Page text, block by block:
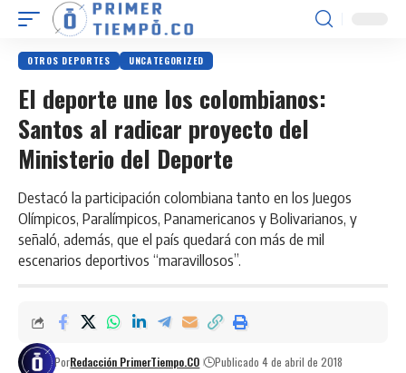
OTROS DEPORTES UNCATEGORIZED
El deporte une los colombianos:
Santos al radicar proyecto del
Ministerio del Deporte
Destacó la participación colombiana tanto en los Juegos
Olímpicos, Paralímpicos, Panamericanos y Bolivarianos, y
señaló, además, que el país quedará con más de mil
escenarios deportivos “maravillosos”.
PorRedacción PrimerTiempo.CO Publicado 4 de abril de 2018